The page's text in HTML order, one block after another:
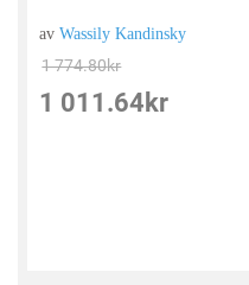
avWassily Kandinsky
1 774.80kr
1 011.64 kr